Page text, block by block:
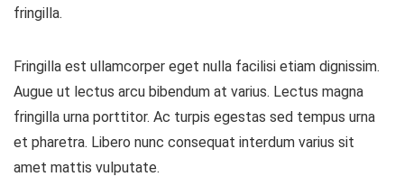
fringilla.
Fringilla est ullamcorper eget nulla facilisi etiam dignissim.
Augue ut lectus arcu bibendum at varius. Lectus magna
fringilla urna porttitor. Ac turpis egestas sed tempus urna
et pharetra. Libero nunc consequat interdum varius sit
amet mattis vulputate.